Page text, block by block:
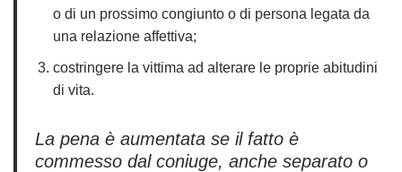
o di un prossimo congiunto o di persona legata da
una relazione affettiva;
costringere la vittima ad alterare le proprie abitudini
di vita.
La pena è aumentata se il fatto è
commesso dal coniuge, anche separato o